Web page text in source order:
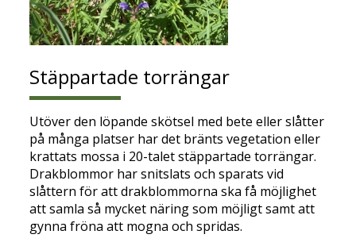
Stäppartade torrängar
Utöver den löpande skötsel med bete eller slåtter
på många platser har det bränts vegetation eller
krattats mossa i 20-talet stäppartade torrängar.
Drakblommor har snitslats och sparats vid
slåttern för att drakblommorna ska få möjlighet
att samla så mycket näring som möjligt samt att
gynna fröna att mogna och spridas.